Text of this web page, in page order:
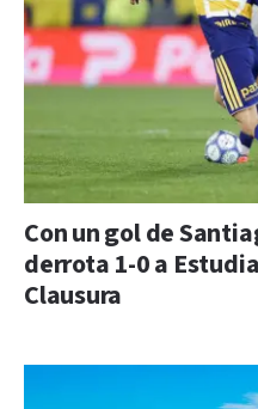
Con un gol de
derrota 1-0 a
Clausura